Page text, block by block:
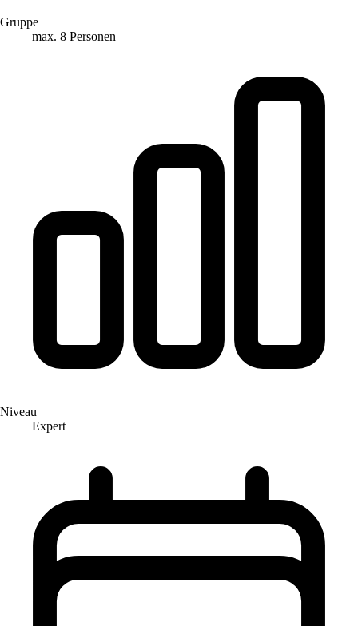
Gruppe
max. 8 Personen
Niveau
Expert